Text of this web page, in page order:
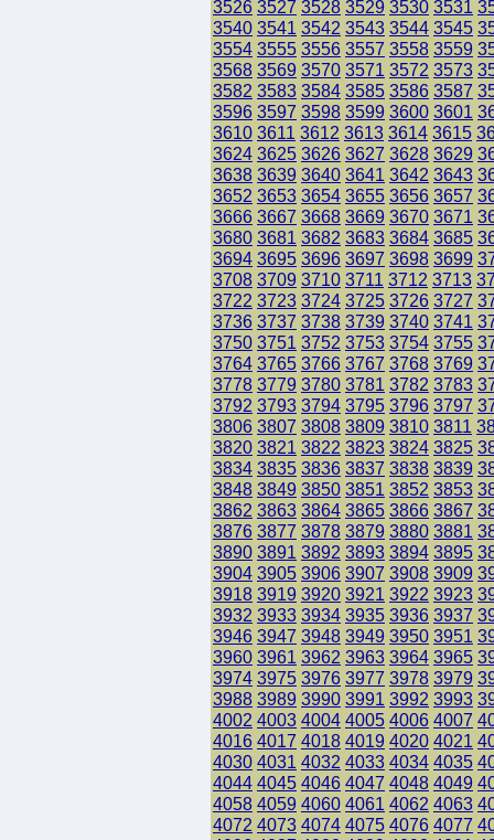
3526 3527 3528 3529 3530 3531
3540 3541 3542 3543 3544 3545
3554 3555 3556 3557 3558 3559
3568 3569 3570 3571 3572 3573
3582 3583 3584 3585 3586 3587
3596 3597 3598 3599 3600 3601
3610 3611 3612 3613 3614 3615
3624 3625 3626 3627 3628 3629
3638 3639 3640 3641 3642 3643
3652 3653 3654 3655 3656 3657
3666 3667 3668 3669 3670 3671
3680 3681 3682 3683 3684 3685
3694 3695 3696 3697 3698 3699
3708 3709 3710 3711 3712 3713
3722 3723 3724 3725 3726 3727
3736 3737 3738 3739 3740 3741
3750 3751 3752 3753 3754 3755
3764 3765 3766 3767 3768 3769
3778 3779 3780 3781 3782 3783
3792 3793 3794 3795 3796 3797
3806 3807 3808 3809 3810 3811
3820 3821 3822 3823 3824 3825
3834 3835 3836 3837 3838 3839
3848 3849 3850 3851 3852 3853
3862 3863 3864 3865 3866 3867
3876 3877 3878 3879 3880 3881
3890 3891 3892 3893 3894 3895
3904 3905 3906 3907 3908 3909
3918 3919 3920 3921 3922 3923
3932 3933 3934 3935 3936 3937
3946 3947 3948 3949 3950 3951
3960 3961 3962 3963 3964 3965
3974 3975 3976 3977 3978 3979
3988 3989 3990 3991 3992 3993
4002 4003 4004 4005 4006 4007
4016 4017 4018 4019 4020 4021
4030 4031 4032 4033 4034 4035
4044 4045 4046 4047 4048 4049
4058 4059 4060 4061 4062 4063
4072 4073 4074 4075 4076 4077